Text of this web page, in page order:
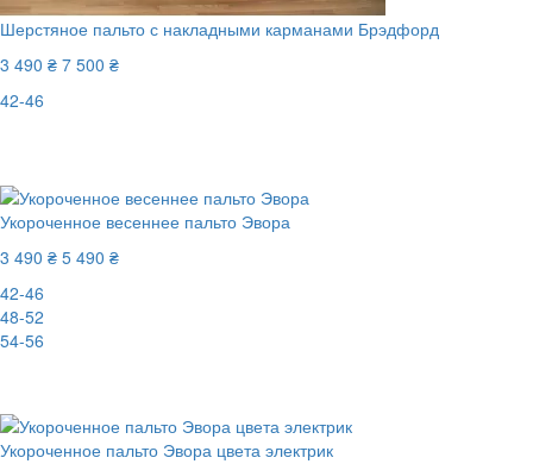
Шерстяное пальто с накладными карманами Брэдфорд
3 490 ₴ 7 500 ₴
42-46
Укороченное весеннее пальто Эвора
3 490 ₴ 5 490 ₴
42-46
48-52
54-56
Укороченное пальто Эвора цвета электрик